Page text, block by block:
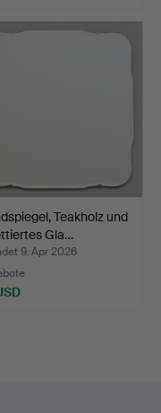
Teakholz und
Gla…
9. Apr 2026